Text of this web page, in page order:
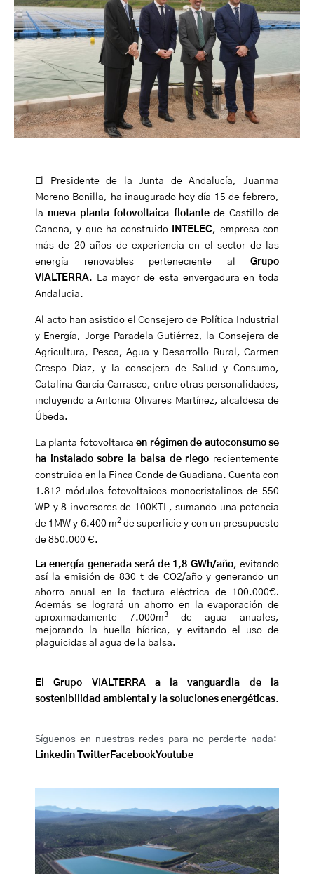
El Presidente de la Junta de Andalucía, Juanma
Moreno Bonilla, ha inaugurado hoy día 15 de febrero,
la nueva planta fotovoltaica flotante de Castillo de
Canena, y que ha construido
INTELEC, empresa con
más de 20 años de experiencia en el sector de las
energía renovables perteneciente al Grupo
VIALTERRA.
La mayor de esta envergadura en toda
Andalucia.
Al acto han asistido el Consejero de Política Industrial
y Energía, Jorge Paradela Gutiérrez, la Consejera de
Agricultura, Pesca, Agua y Desarrollo Rural, Carmen
Crespo Díaz, y la consejera de Salud y Consumo,
Catalina García Carrasco, entre otras personalidades,
incluyendo aAntonia Olivares Martínez, alcaldesa de
Úbeda.
La planta fotovoltaicaen régimen de autoconsumo se
ha instalado sobre la balsa de riego recientemente
construida en la Finca Conde de Guadiana. Cuenta con
1.812 módulos fotovoltaicos monocristalinos de 550
WP y 8 inversores de 100KTL, sumando una potencia
de 1MW y 6.400 m2de superficie y con un presupuesto
de 850.000 €.
La energía generada será de 1,8 GWh/año, evitando
así la emisión de 830 t de CO2/año y generando un
ahorro anual en la factura eléctrica de 100.000€.
Además se logrará un ahorro en la evaporación de
aproximadamente 7.000m3
de agua anuales,
mejorando la huella hídrica, y evitando el uso de
plaguicidas al agua de la balsa.
El Grupo VIALTERRA a la vanguardia de la
sostenibilidad ambiental y la soluciones energéticas.
Síguenos en nuestras redes para no perderte nada:
Linkedin
Twitter FacebookYoutube